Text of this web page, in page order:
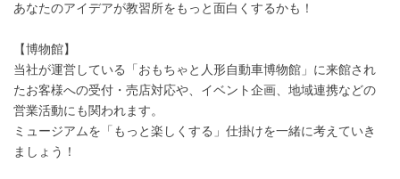
あなたのアイデアが教習所をもっと面白くするかも！
【博物館】
当社が運営している「おもちゃと人形自動車博物館」に来館され
たお客様への受付・売店対応や、イベント企画、地域連携などの
営業活動にも関われます。
ミュージアムを「もっと楽しくする」仕掛けを一緒に考えていき
ましょう！